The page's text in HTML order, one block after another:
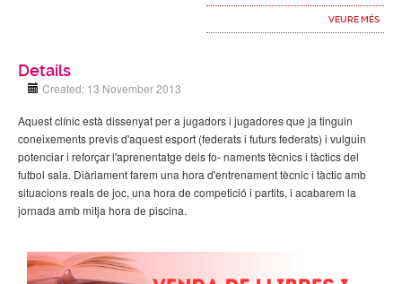
VEURE MÉS
Details
Created: 13 November 2013
Aquest clínic està dissenyat per a jugadors i jugadores que ja tinguin
coneixements previs d'aquest esport (federats i futurs federats) i vulguin
potenciar i reforçar l'aprenentatge dels fo- naments tècnics i tàctics del
futbol sala. Diàriament farem una hora d'entrenament tècnic i tàctic amb
situacions reals de joc, una hora de competició i partits, i acabarem la
jornada amb mitja hora de piscina.